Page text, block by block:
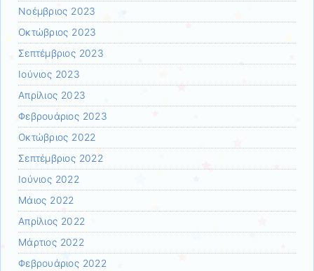
Νοέμβριος 2023
Οκτώβριος 2023
Σεπτέμβριος 2023
Ιούνιος 2023
Απρίλιος 2023
Φεβρουάριος 2023
Οκτώβριος 2022
Σεπτέμβριος 2022
Ιούνιος 2022
Μάιος 2022
Απρίλιος 2022
Μάρτιος 2022
Φεβρουάριος 2022